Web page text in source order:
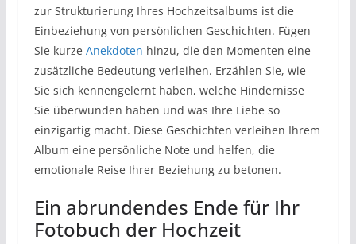
zur Strukturierung Ihres Hochzeitsalbums ist die
Einbeziehung von persönlichen Geschichten. Fügen
Sie kurze Anekdoten hinzu, die den Momenten eine
zusätzliche Bedeutung verleihen. Erzählen Sie, wie
Sie sich kennengelernt haben, welche Hindernisse
Sie überwunden haben und was Ihre Liebe so
einzigartig macht. Diese Geschichten verleihen Ihrem
Album eine persönliche Note und helfen, die
emotionale Reise Ihrer Beziehung zu betonen.
Ein abrundendes Ende für Ihr
Fotobuch der Hochzeit